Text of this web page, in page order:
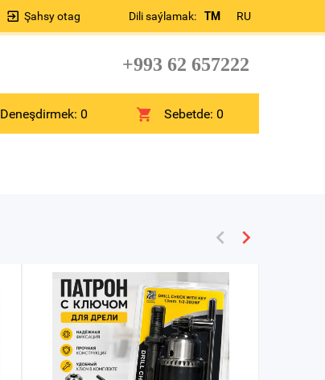
Dili saýlamak: TM RU
Şahsy otag
+993 62 657222
Deneşdirmek: 0 Sebetde:0